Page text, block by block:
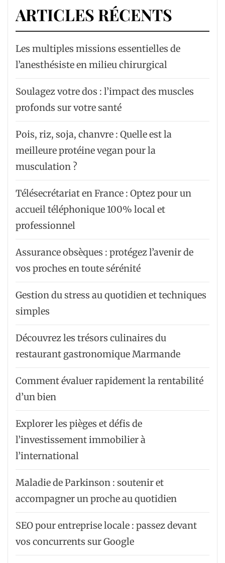
ARTICLES RÉCENTS
Les multiples missions essentielles de
l’anesthésiste en milieu chirurgical
Soulagez votre dos : l’impact des muscles
profonds sur votre santé
Pois, riz, soja, chanvre : Quelle est la
meilleure protéine vegan pour la
musculation ?
Télésecrétariat en France : Optez pour un
accueil téléphonique 100% local et
professionnel
Assurance obsèques : protégez l’avenir de
vos proches en toute sérénité
Gestion du stress au quotidien et techniques
simples
Découvrez les trésors culinaires du
restaurant gastronomique Marmande
Comment évaluer rapidement la rentabilité
d’un bien
Explorer les pièges et défis de
l’investissement immobilier à
l’international
Maladie de Parkinson : soutenir et
accompagner un proche au quotidien
SEO pour entreprise locale : passez devant
vos concurrents sur Google